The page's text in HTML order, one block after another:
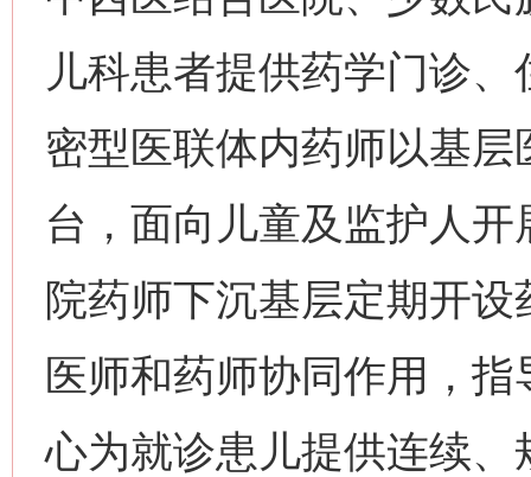
儿科患者提供药学门诊
密型医联体内药师以基
台，面向儿童及监护人
院药师下沉基层定期开
医师和药师协同作用，
心为就诊患儿提供连续